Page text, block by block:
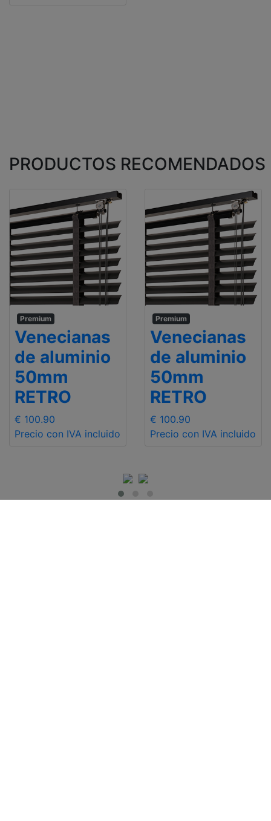
PRODUCTOS RECOMENDADOS
Premium
Venecianas
de aluminio
50mm
RETRO
€ 100.90
Precio con IVA incluido
Premium
Venecianas
de aluminio
50mm
RETRO
€ 100.90
Precio con IVA incluido